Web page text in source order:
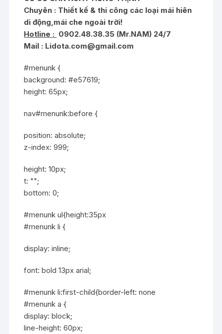
Chuyên : Thiết kế & thi công các loại mái hiên
di động,mái che ngoài trời!
Hotline : 0902.48.38.35 (Mr.NAM) 24/7
Mail : Lidota.com@gmail.com
#menunk {
background: #e57619;
height: 65px;
nav#menunk:before {
position: absolute;
z-index: 999;
height: 10px;
t: "";
bottom: 0;
#menunk ul{height:35px
#menunk li {
display: inline;
font: bold 13px arial;
#menunk li:first-child{border-left: none
#menunk a {
display: block;
line-height: 60px;